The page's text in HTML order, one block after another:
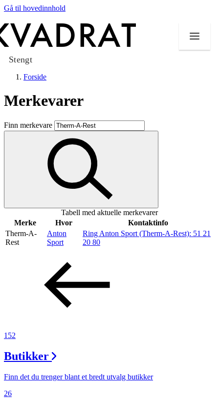
Gå til hovedinnhold
Stengt
Butikker
Mat og drikke
Taket på Kvadrat
Aktiviteter
Inspirasjon
Åpningstider
Ledige stillinger
Magasin
Forside
Merkevarer
Finn merkevare
Tabell med aktuelle merkevarer
Merke
Hvor
Kontaktinfo
Therm-A-
Rest
Anton
Sport
Ring Anton Sport (Therm-A-Rest): 51 21
20 80
152
Butikker
Finn det du trenger blant et bredt utvalg butikker
26